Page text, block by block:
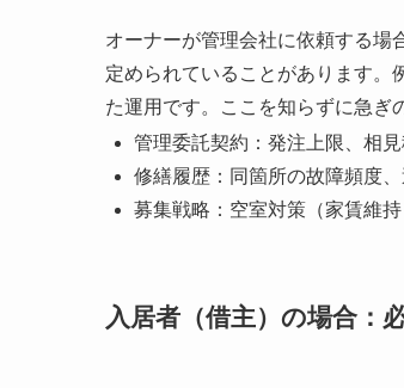
オーナーが管理会社に依頼する場
定められていることがあります。
た運用です。ここを知らずに急ぎ
管理委託契約：発注上限、相
修繕履歴：同箇所の故障頻度
募集戦略：空室対策（家賃維
入居者（借主）の場合：